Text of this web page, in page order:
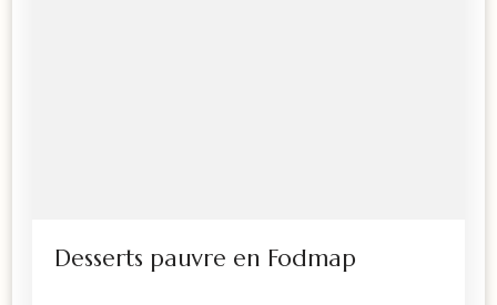
Desserts pauvre en Fodmap